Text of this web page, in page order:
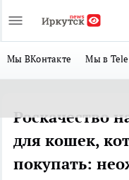
Мы ВКонтакте Мы в
Роскачество
для кошек,
покупать: